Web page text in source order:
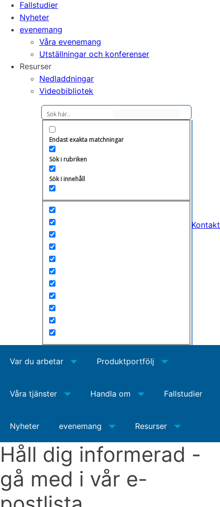
Fallstudier
Nyheter
evenemang
Våra evenemang
Utställningar och konferenser
Resurser
Nedladdningar
Videobibliotek
Endast exakta matchningar
Sök i rubriken
Sök i innehåll
Kontakt
Var du arbetar Produktportfölj
Våra tjänster Handla om Fallstudier
Nyheter evenemang Resurser
Håll dig informerad -
gå med i vår e-